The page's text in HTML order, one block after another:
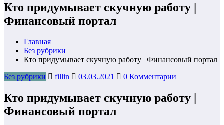
Кто придумывает скучную работу |
Финансовый портал
Главная
Без рубрики
Кто придумывает скучную работу | Финансовый портал
Без рубрики
fillin 03.03.2021 0 Комментарии
Кто придумывает скучную работу |
Финансовый портал